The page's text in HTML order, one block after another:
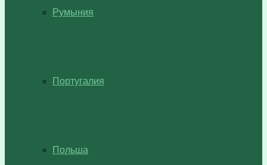
Румыния
Португалия
Польша